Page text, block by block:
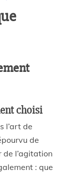
choisi
l’art de
de
de l’agitation
: que